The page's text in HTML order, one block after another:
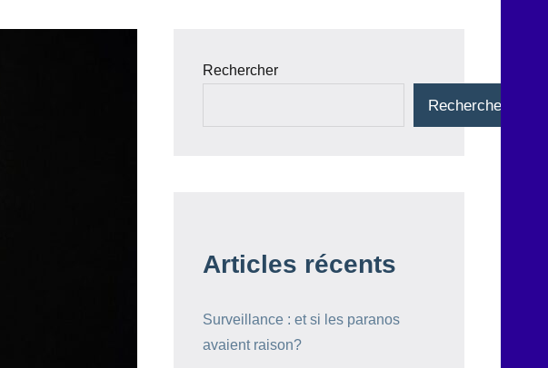
Rechercher
Rechercher
Articles récents
Surveillance : et si les paranos
avaient raison?